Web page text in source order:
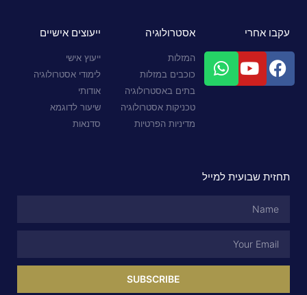
עקבו אחרי אסטרולוגיה
המזלות
כוכבים במזלות
בתים באסטרולוגיה
טכניקות אסטרולוגיה
מדיניות הפרטיות
ייעוצים אישיים
ייעוץ אישי
לימודי אסטרולוגיה
אודותי
שיעור לדוגמא
סדנאות
תחזית שבועית למייל
SUBSCRIBE